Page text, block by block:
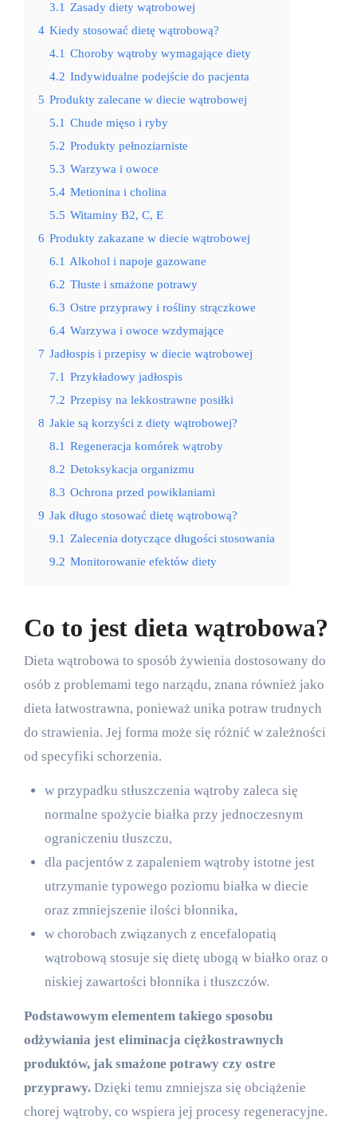
3.1 Zasady diety wątrobowej
4 Kiedy stosować dietę wątrobową?
4.1 Choroby wątroby wymagające diety
4.2 Indywidualne podejście do pacjenta
5 Produkty zalecane w diecie wątrobowej
5.1 Chude mięso i ryby
5.2 Produkty pełnoziarniste
5.3 Warzywa i owoce
5.4 Metionina i cholina
5.5 Witaminy B2, C, E
6 Produkty zakazane w diecie wątrobowej
6.1 Alkohol i napoje gazowane
6.2 Tłuste i smażone potrawy
6.3 Ostre przyprawy i rośliny strączkowe
6.4 Warzywa i owoce wzdymające
7 Jadłospis i przepisy w diecie wątrobowej
7.1 Przykładowy jadłospis
7.2 Przepisy na lekkostrawne posiłki
8 Jakie są korzyści z diety wątrobowej?
8.1 Regeneracja komórek wątroby
8.2 Detoksykacja organizmu
8.3 Ochrona przed powikłaniami
9 Jak długo stosować dietę wątrobową?
9.1 Zalecenia dotyczące długości stosowania
9.2 Monitorowanie efektów diety
Co to jest dieta wątrobowa?
Dieta wątrobowa to sposób żywienia dostosowany do
osób z problemami tego narządu, znana również jako
dieta łatwostrawna, ponieważ unika potraw trudnych
do strawienia. Jej forma może się różnić w zależności
od specyfiki schorzenia.
w przypadku stłuszczenia wątroby zaleca się
normalne spożycie białka przy jednoczesnym
ograniczeniu tłuszczu,
dla pacjentów z zapaleniem wątroby istotne jest
utrzymanie typowego poziomu białka w diecie
oraz zmniejszenie ilości błonnika,
w chorobach związanych z encefalopatią
wątrobową stosuje się dietę ubogą w białko oraz o
niskiej zawartości błonnika i tłuszczów.
Podstawowym elementem takiego sposobu
odżywiania jest eliminacja ciężkostrawnych
produktów, jak smażone potrawy czy ostre
przyprawy.Dzięki temu zmniejsza się obciążenie
chorej wątroby, co wspiera jej procesy regeneracyjne.